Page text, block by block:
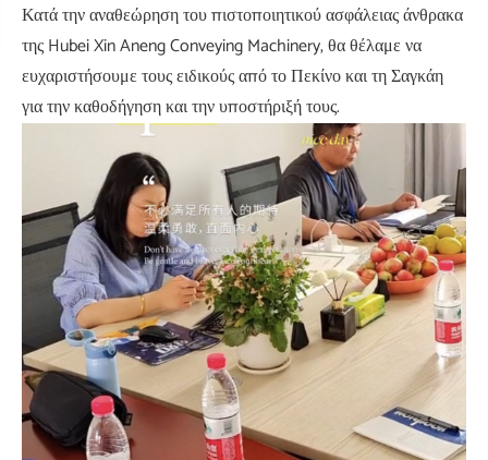
Κατά την αναθεώρηση του πιστοποιητικού ασφάλειας άνθρακα
της Hubei Xin Aneng Conveying Machinery, θα θέλαμε να
ευχαριστήσουμε τους ειδικούς από το Πεκίνο και τη Σαγκάη
για την καθοδήγηση και την υποστήριξή τους.